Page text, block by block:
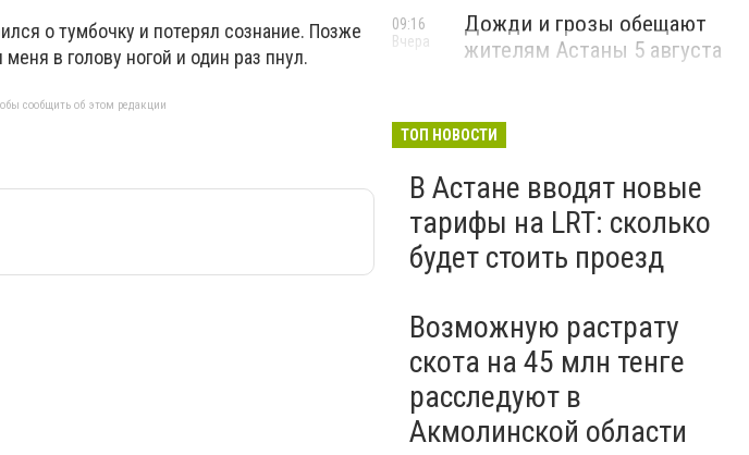
о тумбочку и потерял сознание. Позже
в голову ногой и один раз пнул.
сообщить об этом редакции
Дожди и грозы обещают
жителям Астаны 5 августа
09:16
Вчера
ТОП НОВОСТИ
В Астане вводят новые
тарифы на LRT: сколько
будет стоить проезд
Возможную растрату
скота на 45 млн тенге
расследуют в
Акмолинской области